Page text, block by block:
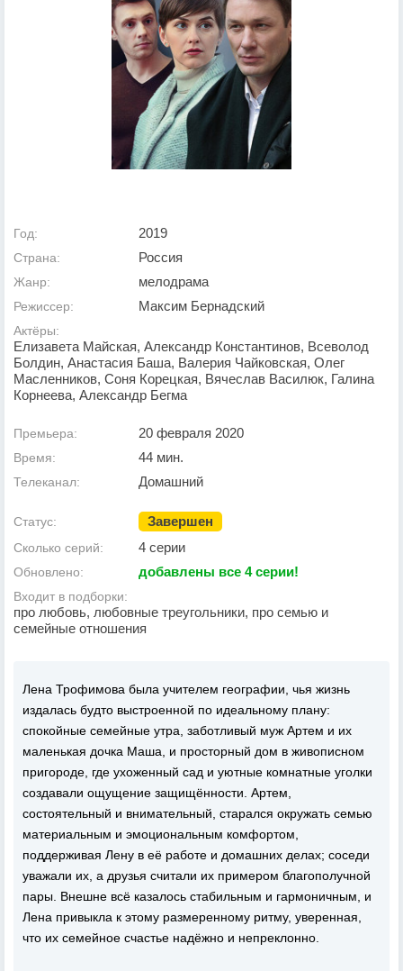
Год: 2019
Страна: Россия
Жанр: мелодрама
Режиссер: Максим Бернадский
Актёры:
Елизавета Майская, Александр Константинов, Всеволод
Болдин, Анастасия Баша, Валерия Чайковская, Олег
Масленников, Соня Корецкая, Вячеслав Василюк, Галина
Корнеева, Александр Бегма
Премьера: 20 февраля 2020
Время: 44 мин.
Телеканал: Домашний
Статус: Завершен
Сколько серий: 4 серии
Обновлено: добавлены все 4 серии!
Входит в подборки:
про любовь, любовные треугольники, про семью и
семейные отношения
Лена Трофимова была учителем географии, чья жизнь
издалась будто выстроенной по идеальному плану:
спокойные семейные утра, заботливый муж Артем и их
маленькая дочка Маша, и просторный дом в живописном
пригороде, где ухоженный сад и уютные комнатные уголки
создавали ощущение защищённости. Артем,
состоятельный и внимательный, старался окружать семью
материальным и эмоциональным комфортом,
поддерживая Лену в её работе и домашних делах; соседи
уважали их, а друзья считали их примером благополучной
пары. Внешне всё казалось стабильным и гармоничным, и
Лена привыкла к этому размеренному ритму, уверенная,
что их семейное счастье надёжно и непреклонно.